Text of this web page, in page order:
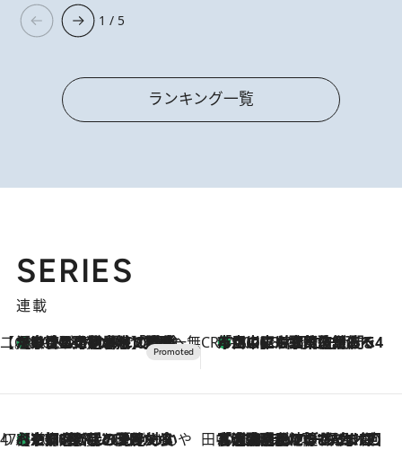
1 / 5
ランキング一覧
SERIES
連載
【CREA×星野リゾート】唯一無二。癒しと発見が待つ場所へ
2026.8.7
【トンボの足水浴】ヒノキの香りに包まれて涼感マックス！約13℃の湧水かけ流しを避暑地「星野温泉 トンボの湯」で体験 CREA'S CHOICE
2026.8.7
「立川にも歌舞伎があるんだよ」 片岡仁左衛門・市川中車ら豪華座組みで4年目の立川立飛歌舞伎へ
47都道府県の手みやげ ひんやりスイーツで夏を満喫
2026.8.7
【京都府】この夏絶対食べたい 冷やしておいしいおやつ3選 ひと口目から心を掴む新緑のテリーヌ 田中稲の勝手に再ブーム
2026.8.7
「湘南乃風に憧れて」観客大盛上がりの“タオル回し”に、ラッパー顔負けの高速歌唱まで…さだまさし（74）のアグレッシブすぎる現在地